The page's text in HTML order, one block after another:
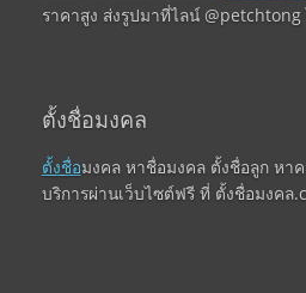
ราคาสูง ส่งรูปมาที่ไลน์
ตั้งชื่อมงคล
ตั้งชื่อมงคล หาชื่อมงคล ตั้งชื่อลูก หา
บริการผ่านเว็บไซต์ฟรี ที่ ตั้งชื่อมงคล